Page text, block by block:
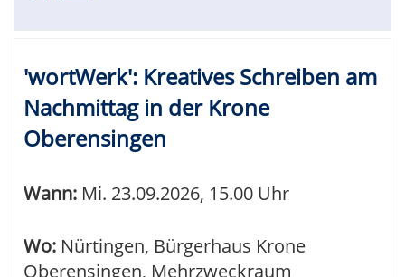
'wortWerk': Kreatives Schreiben am
Nachmittag in der Krone
Oberensingen
Wann: Mi. 23.09.2026, 15.00 Uhr
Wo: Nürtingen, Bürgerhaus Krone
Oberensingen, Mehrzweckraum